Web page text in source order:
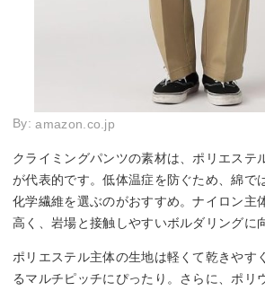
By:amazon.co.jp
クライミングパンツの素材は、ポリエステ
が代表的です。低体温症を防ぐため、綿で
化学繊維を選ぶのがおすすめ。ナイロン主
高く、岩場と接触しやすいボルダリングに
ポリエステル主体の生地は軽くて乾きやす
るマルチピッチにぴったり。さらに、ポリ